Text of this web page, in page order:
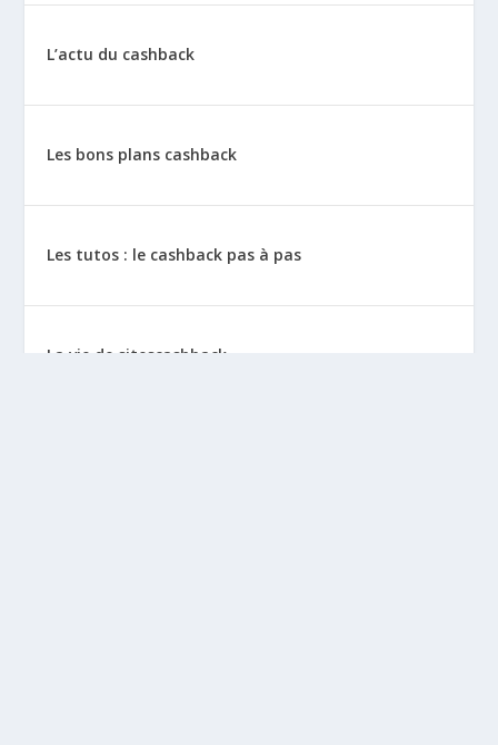
L’actu du cashback
Les bons plans cashback
Les tutos : le cashback pas à pas
La vie de sitescashback